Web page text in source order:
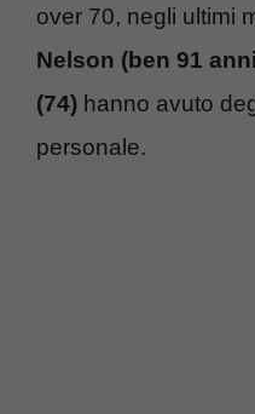
over 70, negli ultimi
Nelson (ben 91
(74) hanno avuto
personale.